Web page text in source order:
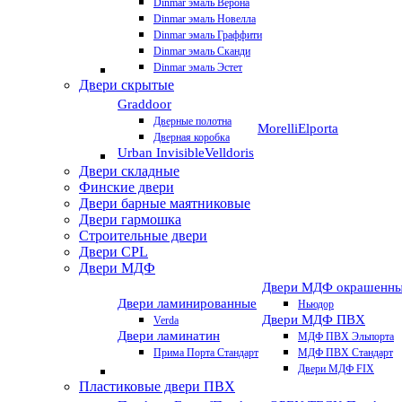
Dinmar эмаль Верона
Dinmar эмаль Новелла
Dinmar эмаль Граффити
Dinmar эмаль Сканди
Dinmar эмаль Эстет
Двери скрытые
Graddoor
Дверные полотна
Дверная коробка
Urban InvisibleVelldoris
MorelliElporta
Двери складные
Финские двери
Двери барные маятниковые
Двери гармошка
Строительные двери
Двери CРL
Двери МДФ
Двери ламинированные
Verda
Двери ламинатин
Прима Порта Стандарт
Двери МДФ
Ньюдор
Двери МДФ ПВХ
МДФ ПВХ Эльпорта
МДФ ПВХ Стандарт
Двери МДФ FIX
Пластиковые двери ПВХ